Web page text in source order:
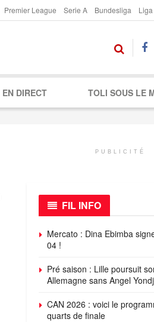
Premier League Serie A Bundesliga Liga
EN DIRECT TOLI SOUS LE
PUBLICITÉ
FIL INFO
Mercato : Dina Ebimba
04 !
Pré saison : Lille poursuit
Allemagne sans Angel
CAN 2026 : voici le
quarts de finale